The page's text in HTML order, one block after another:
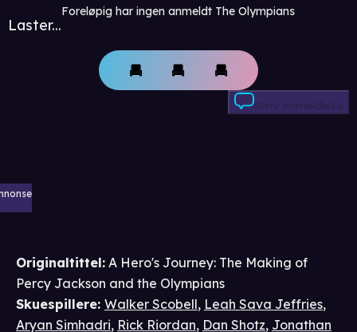
Laster...
Foreløpig har ingen anmeldt The Olympians
Skriv anmeldelse
Originaltittel: A Hero's Journey: The Making of
Percy Jackson and the Olympians
Skuespillere: Walker Scobell, Leah Sava Jeffries,
Aryan Simhadri, Rick Riordan, Dan Shotz, Jonathan